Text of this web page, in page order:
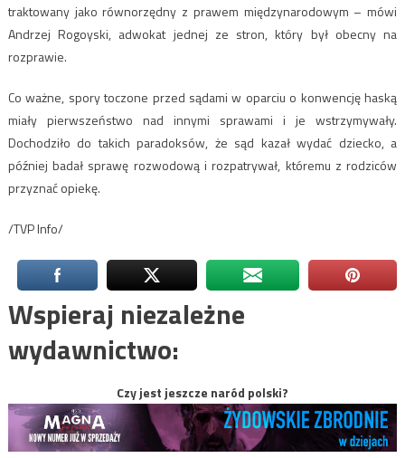
traktowany jako równorzędny z prawem międzynarodowym – mówi
Andrzej Rogoyski, adwokat jednej ze stron, który był obecny na
rozprawie.
Co ważne, spory toczone przed sądami w oparciu o konwencję haską
miały pierwszeństwo nad innymi sprawami i je wstrzymywały.
Dochodziło do takich paradoksów, że sąd kazał wydać dziecko, a
później badał sprawę rozwodową i rozpatrywał, któremu z rodziców
przyznać opiekę.
/TVP Info/
Wspieraj niezależne
wydawnictwo:
Czy jest jeszcze naród polski?